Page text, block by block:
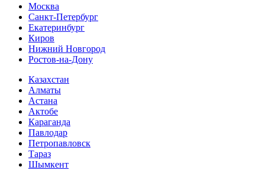
Москва
Санкт-Петербург
Екатеринбург
Киров
Нижний Новгород
Ростов-на-Дону
Казахстан
Алматы
Астана
Актобе
Караганда
Павлодар
Петропавловск
Тараз
Шымкент